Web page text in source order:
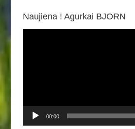
Naujiena ! Agurkai BJORN
00:00